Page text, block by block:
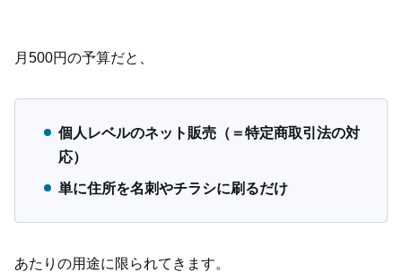
月500円の予算だと、
個人レベルのネット販売（＝特定商取引法の対
応）
単に住所を名刺やチラシに刷るだけ
あたりの用途に限られてきます。